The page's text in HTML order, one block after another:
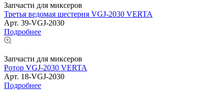
Запчасти для миксеров
Третья ведомая шестерня VGJ-2030 VERTA
Арт. 39-VGJ-2030
Подробнее
Запчасти для миксеров
Ротор VGJ-2030 VERTA
Арт. 18-VGJ-2030
Подробнее